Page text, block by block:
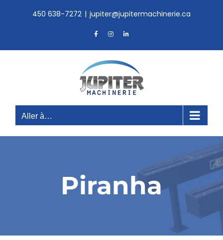
450 638-7272 | jupiter@jupitermachinerie.ca
FacebookInstagramLinkedIn
Aller à…
Piranha